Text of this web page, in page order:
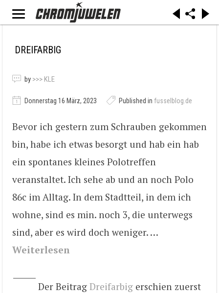
DREIFARBIG
by >>> KLE
Donnerstag 16 März, 2023 Published in fusselblog.de
Bevor ich gestern zum Schrauben gekommen
bin, habe ich etwas besorgt und hab ein hab
ein spontanes kleines Polotreffen
veranstaltet. Ich sehe ab und an noch Polo
86c im Alltag. In dem Stadtteil, in dem ich
wohne, sind es min. noch 3, die unterwegs
sind, aber es wird doch weniger. …
Weiterlesen
Der Beitrag Dreifarbig erschien zuerst